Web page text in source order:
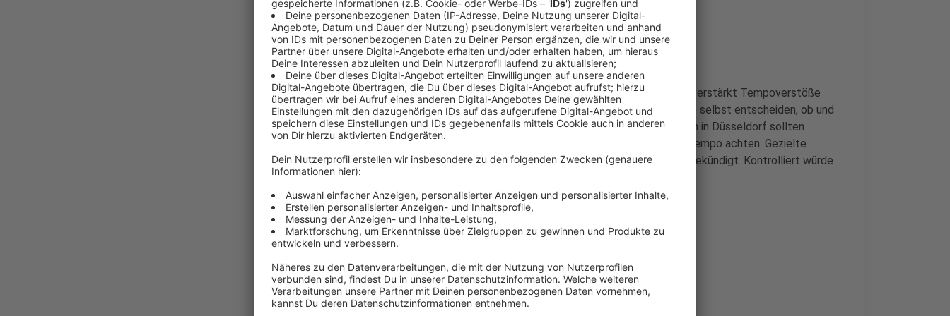
Tempoverstöße werden kontrolliert
Anzeige
Deshalb werden in der kommenden Woche (7. bis 13. April 2025) verstärkt Tempoverstöße
kontrolliert - und das europaweit. Jede Kreispolizeibehörde könne selbst entscheiden, ob und
wie sie sich bei der Aktion beteiligt, so das Innenministerium. Auch in Düsseldorf sollten
Autofahrerinnen und Autofahrer in dem Zeitraum verstärkt aufs Tempo achten. Gezielte
Kontrollschwerpunkte hat dieDüsseldorfer Polizeiaber nicht angekündigt. Kontrolliert würde
Anzeige
Anzeige